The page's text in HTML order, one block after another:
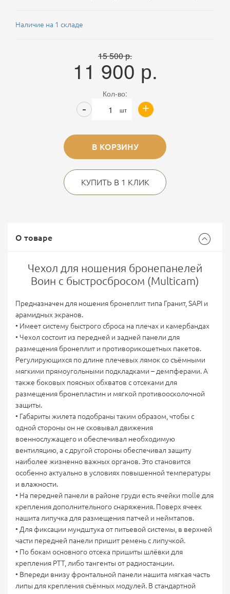
Наличие на 1 складе
15 500р.
11 900 р.
Кол-во:
шт +
-
В КОРЗИНУ
КУПИТЬ В 1 КЛИК
О товаре
Чехол для ношения бронепанелей
Воин с быстросбросом (Multicam)
Предназначен для ношения бронеплит типа Гранит, SAPI и
арамидных экранов.
• Имеет систему быстрого сброса на плечах и камербандах
• Чехол состоит из передней и задней панели для
размещения бронеплит и противорикошетных пакетов.
Регулирующихся по длине плечевых лямок со съёмными
мягкими прямоугольными подкладками – демпферами. А
также боковых поясных обхватов с отсеками для
размещения бронепластин и мягкой противоосколочной
защиты.
• Габариты жилета подобраны таким образом, чтобы с
одной стороны он не сковывал движения
военнослужащего и обеспечивал необходимую
вентиляцию, а с другой стороны обеспечивал защиту
наиболее жизненно важных органов. Это становится
особенно актуально в условиях повышенной температуры
и влажности.
• На передней панели в районе груди есть ячейки molle для
крепления дополнительного снаряжения. Поверх ячеек
нашита липучка для размещения патчей и неймтапов.
• Для фиксации мундштука от питьевой системы, в верхней
части передней панели пришит ремень с липучкой.
• По бокам основного отсека пришиты шлёвки для
крепления PTT, либо тангенты от радиостанции.
• Впереди внизу фронтальной панели нашита мягкая часть
липы для крепления съёмных модулей. В стандартной